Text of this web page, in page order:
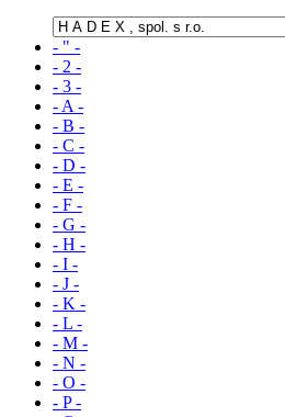
- " -
- 2 -
- 3 -
- A -
- B -
- C -
- D -
- E -
- F -
- G -
- H -
- I -
- J -
- K -
- L -
- M -
- N -
- O -
- P -